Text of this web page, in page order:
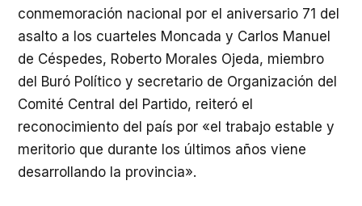
conmemoración nacional por el aniversario 71 del
asalto a los cuarteles Moncada y Carlos Manuel
de Céspedes, Roberto Morales Ojeda, miembro
del Buró Político y secretario de Organización del
Comité Central del Partido, reiteró el
reconocimiento del país por «el trabajo estable y
meritorio que durante los últimos años viene
desarrollando la provincia».